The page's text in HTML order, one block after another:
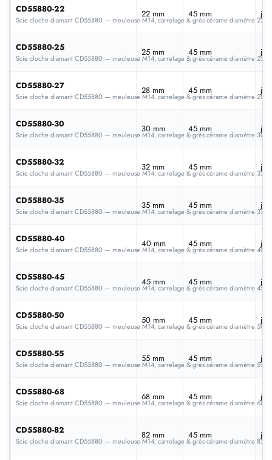
CD55880-22
Scie cloche diamant CD55880 — meuleuse M14, carrelage & grès cérame diamètre 22
22 mm 45 mm
CD55880-25
Scie cloche diamant CD55880 — meuleuse M14, carrelage & grès cérame diamètre 25
25 mm 45 mm
CD55880-27
Scie cloche diamant CD55880 — meuleuse M14, carrelage & grès cérame diamètre 28
28 mm 45 mm
CD55880-30
Scie cloche diamant CD55880 — meuleuse M14, carrelage & grès cérame diamètre 30
30 mm 45 mm
CD55880-32
Scie cloche diamant CD55880 — meuleuse M14, carrelage & grès cérame diamètre 32
32 mm 45 mm
CD55880-35
Scie cloche diamant CD55880 — meuleuse M14, carrelage & grès cérame diamètre 35
35 mm 45 mm
CD55880-40
Scie cloche diamant CD55880 — meuleuse M14, carrelage & grès cérame diamètre 40
40 mm 45 mm
CD55880-45
Scie cloche diamant CD55880 — meuleuse M14, carrelage & grès cérame diamètre 45
45 mm 45 mm
CD55880-50
Scie cloche diamant CD55880 — meuleuse M14, carrelage & grès cérame diamètre 50
50 mm 45 mm
CD55880-55
Scie cloche diamant CD55880 — meuleuse M14, carrelage & grès cérame diamètre 55
55 mm 45 mm
CD55880-68
Scie cloche diamant CD55880 — meuleuse M14, carrelage & grès cérame diamètre 68
68 mm 45 mm
CD55880-82
Scie cloche diamant CD55880 — meuleuse M14, carrelage & grès cérame diamètre 82
82 mm 45 mm